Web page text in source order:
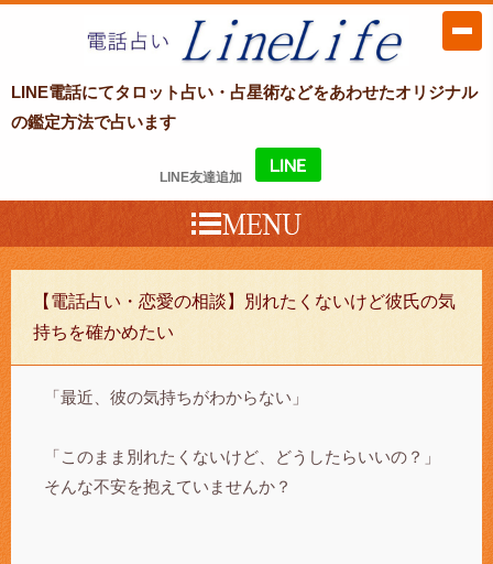
LINE電話占い LineLife〜ラインライ
フ〜
LINE電話にてタロット占い・占星術などをあわせたオリジナル
の鑑定方法で占います
LINE友達追加
【電話占い・恋愛の相談】別れたくないけど彼氏の気
持ちを確かめたい
「最近、彼の気持ちがわからない」
「このまま別れたくないけど、どうしたらいいの？」
そんな不安を抱えていませんか？